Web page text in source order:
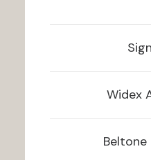
Widex
Beltone